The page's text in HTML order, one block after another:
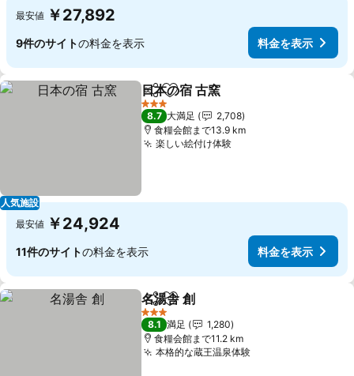
最安値 ￥27,892
9件のサイトの料金を表示 料金を表示
人気施設
シェアお気に入りに追加
日本の宿 古窯
3 ホテルのランク
8.7 大満足
2,708
食糧会館まで13.9 km
楽しい絵付け体験
最安値 ￥24,924
11件のサイトの料金を表示 料金を表示
シェアお気に入りに追加
名湯舎 創
3 ホテルのランク
8.1 満足
1,280
食糧会館まで11.2 km
本格的な蔵王温泉体験